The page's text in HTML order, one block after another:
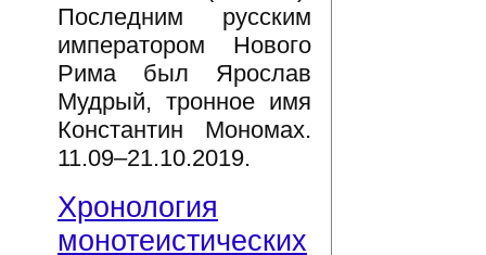
Последним русским
императором Нового
Рима был Ярослав
Мудрый, тронное имя
Константин Мономах.
11.09–21.10.2019.
Хронология
монотеистических